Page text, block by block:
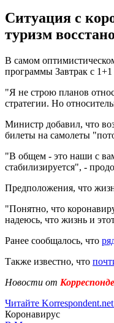
Ситуация с
туризм
В самом
программы Завтрак с
"Я не строю планов
стратегии. Но
Министр добавил, что
билеты на самолеты
"В общем - это наши с
стабилизируется", -
Предположения, что
"Понятно, что
надеюсь, что жизнь и
Ранее сообщалось, что
Также известно, что
Новости от
Читайте
Коронавирус